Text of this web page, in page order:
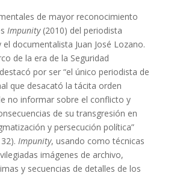
de mayor reconocimiento
Impunity(2010) del periodista
documentalista Juan José Lozano.
de la era de la Seguridad
por ser “el único periodista de
que desacató la tácita orden
no informar sobre el conflicto y
de su transgresión en
y persecución política”
Impunity, usando como técnicas
imágenes de archivo,
y secuencias de detalles de los